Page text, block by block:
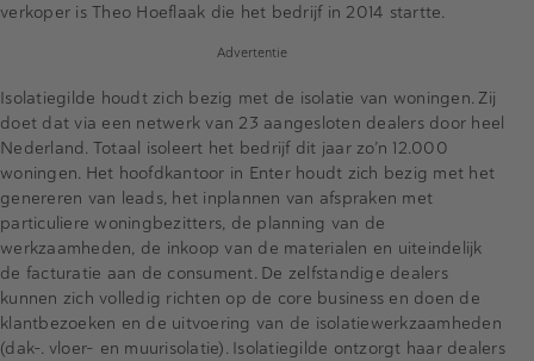
verkoper is Theo Hoeflaak die het bedrijf in 2014 startte.
Advertentie
Isolatiegilde houdt zich bezig met de isolatie van woningen. Zij
doet dat via een netwerk van 23 aangesloten dealers door heel
Nederland. Totaal isoleert het bedrijf dit jaar zo’n 12.000
woningen. Het hoofdkantoor in Enter houdt zich bezig met het
genereren van leads, het inplannen van afspraken met
particuliere woningbezitters, de planning van de
werkzaamheden, de inkoop van de materialen en uiteindelijk
de facturatie aan de consument. De zelfstandige dealers
kunnen zich volledig richten op de core business en doen de
klantbezoeken en de uitvoering van de isolatiewerkzaamheden
(dak-. vloer- en muurisolatie). Isolatiegilde ontzorgt haar dealers